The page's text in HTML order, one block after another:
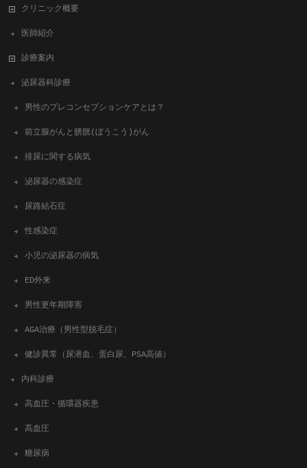
クリニック概要
医師紹介
診療案内
泌尿器科診療
男性のプレコンセプションケアとは？
前立腺がんと膀胱(ぼうこう)がん
排尿に関する病気
泌尿器の感染症
尿路結石症
性感染症
小児の泌尿器の病気
ED外来
男性更年期障害
AGA治療（男性型脱毛症）
健診異常（尿潜血、蛋白尿、PSA高値）
内科診療
高血圧・循環器疾患
高血圧
糖尿病